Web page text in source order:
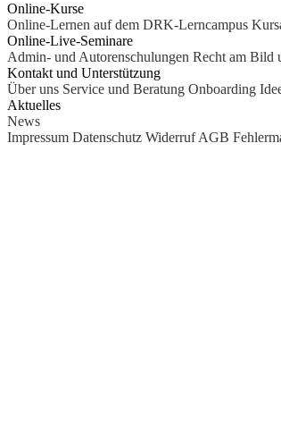
Online-Kurse
Online-Lernen auf dem DRK-Lerncampus
Online-Live-Seminare
Admin- und Autorenschulungen Recht am Bild
Kontakt und Unterstützung
Über uns Service und Beratung Onboarding
Aktuelles
News
Impressum Datenschutz Widerruf AGB